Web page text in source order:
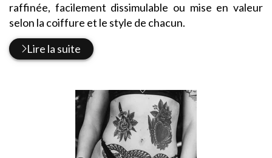
raffinée, facilement dissimulable ou mise en valeur
selon la coiffure et le style de chacun.
Lire la suite